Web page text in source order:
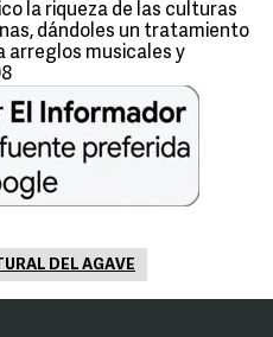
la riqueza de las culturas
dándoles un tratamiento
arreglos musicales y
DEL AGAVE